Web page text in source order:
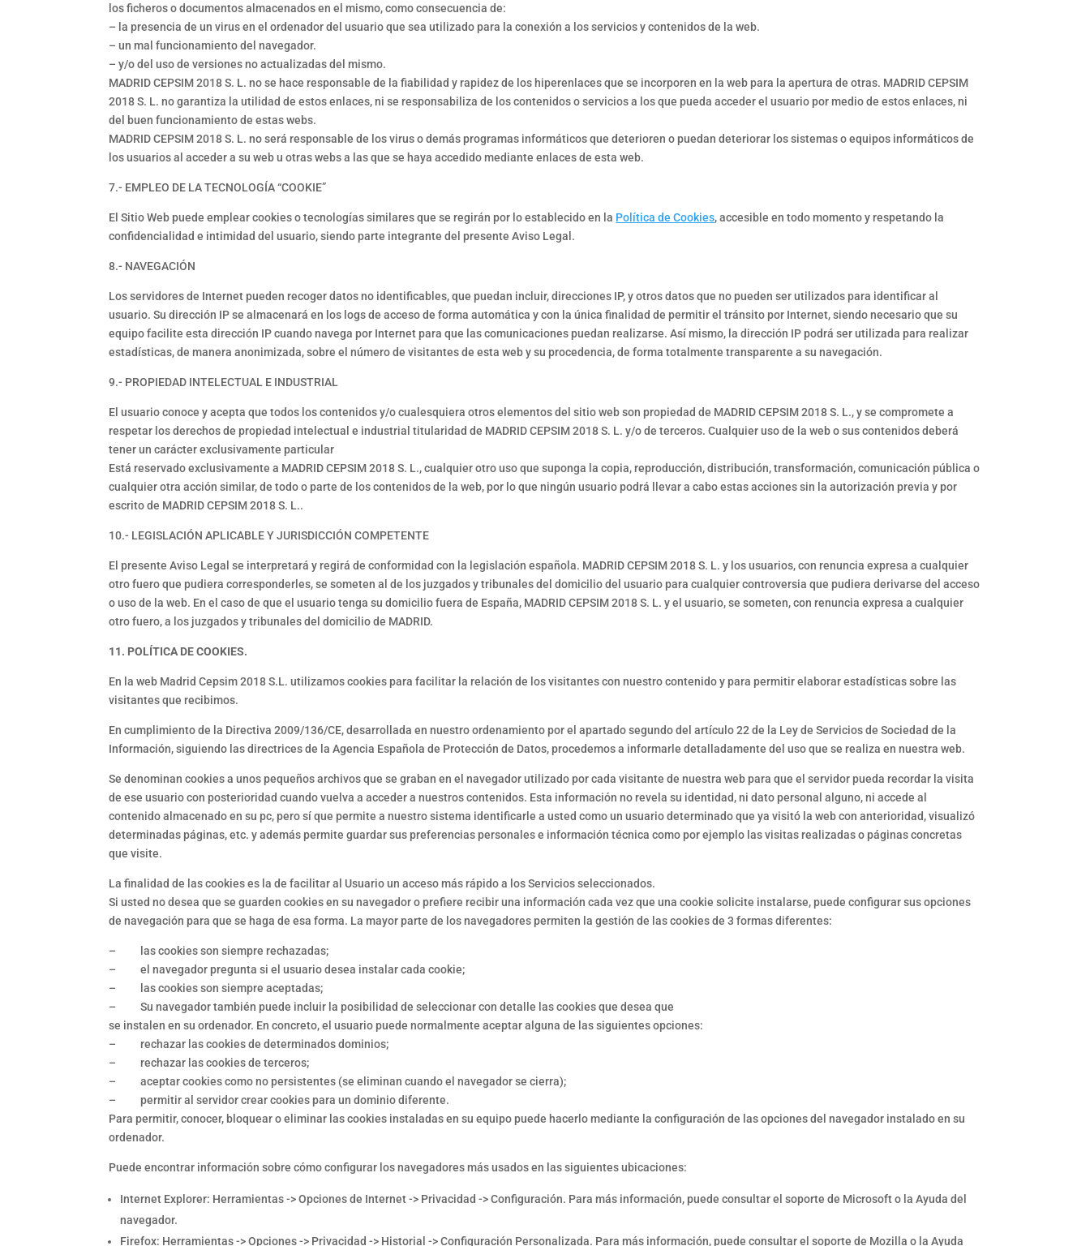
los ficheros o documentos almacenados en el mismo, como consecuencia de:
– la presencia de un virus en el ordenador del usuario que sea utilizado para la conexión a los servicios y contenidos de la web.
– un mal funcionamiento del navegador.
– y/o del uso de versiones no actualizadas del mismo.
MADRID CEPSIM 2018 S. L. no se hace responsable de la fiabilidad y rapidez de los hiperenlaces que se incorporen en la web para la apertura de otras. MADRID CEPSIM
2018 S. L. no garantiza la utilidad de estos enlaces, ni se responsabiliza de los contenidos o servicios a los que pueda acceder el usuario por medio de estos enlaces, ni
del buen funcionamiento de estas webs.
MADRID CEPSIM 2018 S. L. no será responsable de los virus o demás programas informáticos que deterioren o puedan deteriorar los sistemas o equipos informáticos de
los usuarios al acceder a su web u otras webs a las que se haya accedido mediante enlaces de esta web.
7.- EMPLEO DE LA TECNOLOGÍA “COOKIE”
El Sitio Web puede emplear cookies o tecnologías similares que se regirán por lo establecido en la Política de Cookies, accesible en todo momento y respetando la
confidencialidad e intimidad del usuario, siendo parte integrante del presente Aviso Legal.
8.- NAVEGACIÓN
Los servidores de Internet pueden recoger datos no identificables, que puedan incluir, direcciones IP, y otros datos que no pueden ser utilizados para identificar al
usuario. Su dirección IP se almacenará en los logs de acceso de forma automática y con la única finalidad de permitir el tránsito por Internet, siendo necesario que su
equipo facilite esta dirección IP cuando navega por Internet para que las comunicaciones puedan realizarse. Así mismo, la dirección IP podrá ser utilizada para realizar
estadísticas, de manera anonimizada, sobre el número de visitantes de esta web y su procedencia, de forma totalmente transparente a su navegación.
9.- PROPIEDAD INTELECTUAL E INDUSTRIAL
El usuario conoce y acepta que todos los contenidos y/o cualesquiera otros elementos del sitio web son propiedad de MADRID CEPSIM 2018 S. L., y se compromete a
respetar los derechos de propiedad intelectual e industrial titularidad de MADRID CEPSIM 2018 S. L. y/o de terceros. Cualquier uso de la web o sus contenidos deberá
tener un carácter exclusivamente particular
Está reservado exclusivamente a MADRID CEPSIM 2018 S. L., cualquier otro uso que suponga la copia, reproducción, distribución, transformación, comunicación pública o
cualquier otra acción similar, de todo o parte de los contenidos de la web, por lo que ningún usuario podrá llevar a cabo estas acciones sin la autorización previa y por
escrito de MADRID CEPSIM 2018 S. L..
10.- LEGISLACIÓN APLICABLE Y JURISDICCIÓN COMPETENTE
El presente Aviso Legal se interpretará y regirá de conformidad con la legislación española. MADRID CEPSIM 2018 S. L. y los usuarios, con renuncia expresa a cualquier
otro fuero que pudiera corresponderles, se someten al de los juzgados y tribunales del domicilio del usuario para cualquier controversia que pudiera derivarse del acceso
o uso de la web. En el caso de que el usuario tenga su domicilio fuera de España, MADRID CEPSIM 2018 S. L. y el usuario, se someten, con renuncia expresa a cualquier
otro fuero, a los juzgados y tribunales del domicilio de MADRID.
11. POLÍTICA DE COOKIES.
En la web Madrid Cepsim 2018 S.L. utilizamos cookies para facilitar la relación de los visitantes con nuestro contenido y para permitir elaborar estadísticas sobre las
visitantes que recibimos.
En cumplimiento de la Directiva 2009/136/CE, desarrollada en nuestro ordenamiento por el apartado segundo del artículo 22 de la Ley de Servicios de Sociedad de la
Información, siguiendo las directrices de la Agencia Española de Protección de Datos, procedemos a informarle detalladamente del uso que se realiza en nuestra web.
Se denominan cookies a unos pequeños archivos que se graban en el navegador utilizado por cada visitante de nuestra web para que el servidor pueda recordar la visita
de ese usuario con posterioridad cuando vuelva a acceder a nuestros contenidos. Esta información no revela su identidad, ni dato personal alguno, ni accede al
contenido almacenado en su pc, pero sí que permite a nuestro sistema identificarle a usted como un usuario determinado que ya visitó la web con anterioridad, visualizó
determinadas páginas, etc. y además permite guardar sus preferencias personales e información técnica como por ejemplo las visitas realizadas o páginas concretas
que visite.
La finalidad de las cookies es la de facilitar al Usuario un acceso más rápido a los Servicios seleccionados.
Si usted no desea que se guarden cookies en su navegador o prefiere recibir una información cada vez que una cookie solicite instalarse, puede configurar sus opciones
de navegación para que se haga de esa forma. La mayor parte de los navegadores permiten la gestión de las cookies de 3 formas diferentes:
– las cookies son siempre rechazadas;
– el navegador pregunta si el usuario desea instalar cada cookie;
– las cookies son siempre aceptadas;
– Su navegador también puede incluir la posibilidad de seleccionar con detalle las cookies que desea que
se instalen en su ordenador. En concreto, el usuario puede normalmente aceptar alguna de las siguientes opciones:
– rechazar las cookies de determinados dominios;
– rechazar las cookies de terceros;
– aceptar cookies como no persistentes (se eliminan cuando el navegador se cierra);
– permitir al servidor crear cookies para un dominio diferente.
Para permitir, conocer, bloquear o eliminar las cookies instaladas en su equipo puede hacerlo mediante la configuración de las opciones del navegador instalado en su
ordenador.
Puede encontrar información sobre cómo configurar los navegadores más usados en las siguientes ubicaciones:
Internet Explorer: Herramientas -> Opciones de Internet -> Privacidad -> Configuración. Para más información, puede consultar el soporte de Microsoft o la Ayuda del
navegador.
Firefox: Herramientas -> Opciones -> Privacidad -> Historial -> Configuración Personalizada. Para más información, puede consultar el soporte de Mozilla o la Ayuda